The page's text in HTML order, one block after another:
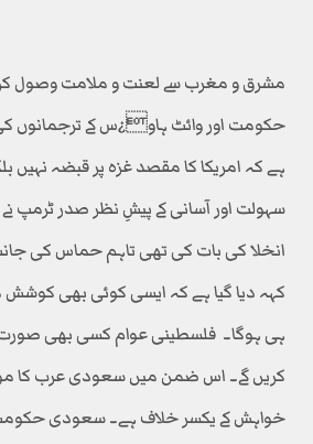
مشرق و مغرب سے لعنت و ملامت وصول
حکومت اور وائٹ ہاو¿س کے ترجمانوں
ہے کہ امریکا کا مقصد غزہ پر قبضہ نہیں
سہولت اور آسانی کے پیشِ نظر صدر ٹرمپ نے
انخلا کی بات کی تھی تاہم حماس کی
کہہ دیا گیا ہے کہ ایسی کوئی بھی
ہی ہوگا۔ فلسطینی عوام کسی بھی صورت
کریں گے۔ اس ضمن میں سعودی عرب کا
خواہش کے یکسر خلاف ہے۔ سعودی